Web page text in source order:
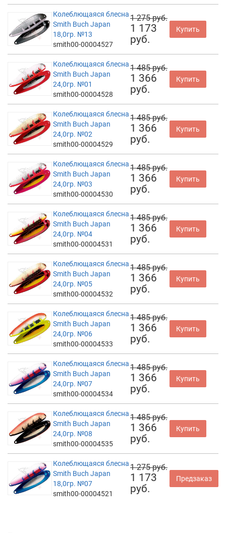
Колеблющаяся блесна
Smith Buch Japan
18,0гр. №13
smith00-00004527
1 275 руб.
1 173
руб.
Купить
Колеблющаяся блесна
Smith Buch Japan
24,0гр. №01
smith00-00004528
1 485 руб.
1 366
руб.
Купить
Колеблющаяся блесна
Smith Buch Japan
24,0гр. №02
smith00-00004529
1 485 руб.
1 366
руб.
Купить
Колеблющаяся блесна
Smith Buch Japan
24,0гр. №03
smith00-00004530
1 485 руб.
1 366
руб.
Купить
Колеблющаяся блесна
Smith Buch Japan
24,0гр. №04
smith00-00004531
1 485 руб.
1 366
руб.
Купить
Колеблющаяся блесна
Smith Buch Japan
24,0гр. №05
smith00-00004532
1 485 руб.
1 366
руб.
Купить
Колеблющаяся блесна
Smith Buch Japan
24,0гр. №06
smith00-00004533
1 485 руб.
1 366
руб.
Купить
Колеблющаяся блесна
Smith Buch Japan
24,0гр. №07
smith00-00004534
1 485 руб.
1 366
руб.
Купить
Колеблющаяся блесна
Smith Buch Japan
24,0гр. №08
smith00-00004535
1 485 руб.
1 366
руб.
Купить
Колеблющаяся блесна
Smith Buch Japan
18,0гр. №07
smith00-00004521
1 275 руб.
1 173
руб.
Предзаказ